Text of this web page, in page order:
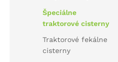
Špeciálne
traktorové cisterny
Traktorové fekálne
cisterny